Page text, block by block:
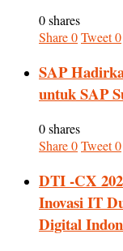
0 shares
Share0Tweet0
SAP
untuk SAP
0 shares
Share0Tweet0
DTI -CX
Inovasi IT
Digital